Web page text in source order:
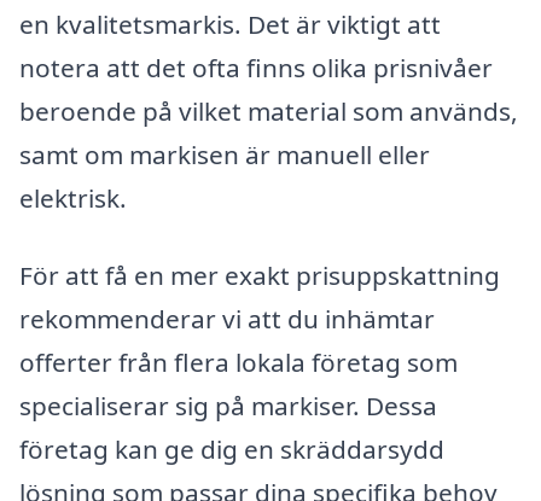
en kvalitetsmarkis. Det är viktigt att
notera att det ofta finns olika prisnivåer
beroende på vilket material som används,
samt om markisen är manuell eller
elektrisk.
För att få en mer exakt prisuppskattning
rekommenderar vi att du inhämtar
offerter från flera lokala företag som
specialiserar sig på markiser. Dessa
företag kan ge dig en skräddarsydd
lösning som passar dina specifika behov